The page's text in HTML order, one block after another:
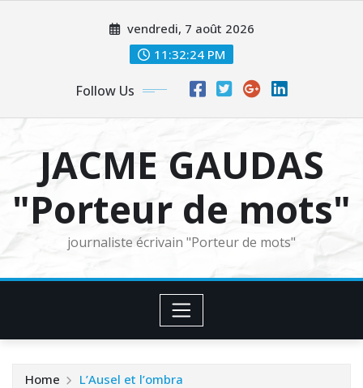
vendredi, 7 août 2026
11:32:26 PM
Follow Us
JACME GAUDAS
"Porteur de mots"
journaliste écrivain "Porteur de mots"
Home L’Ausel et l’ombra